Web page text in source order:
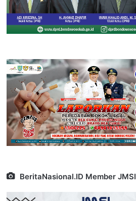
BeritaNasional.ID Member JMSI